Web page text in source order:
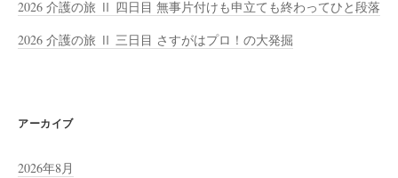
2026 介護の旅 Ⅱ 四日目 無事片付けも申立ても終わってひと段落
2026 介護の旅 Ⅱ 三日目 さすがはプロ！の大発掘
アーカイブ
2026年8月